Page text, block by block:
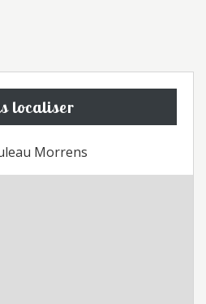
localiser
Morrens